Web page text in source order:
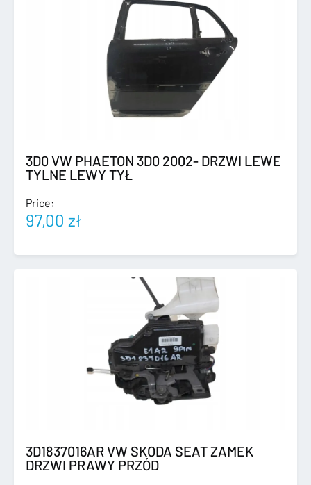
3D0 VW PHAETON 3D0 2002- DRZWI LEWE
TYLNE LEWY TYŁ
Price:
97,00 zł
3D1837016AR VW SKODA SEAT ZAMEK
DRZWI PRAWY PRZÓD